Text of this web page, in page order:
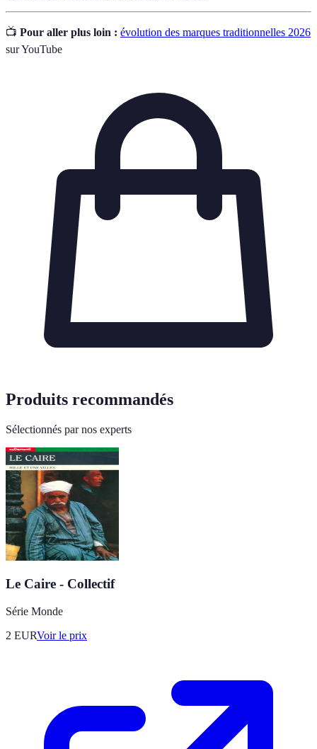
📺 Pour aller plus loin : évolution des marques traditionnelles 2026
sur YouTube
Produits recommandés
Sélectionnés par nos experts
Le Caire - Collectif
Série Monde
2 EURVoir le prix